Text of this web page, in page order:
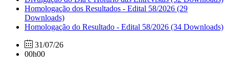
Homologação dos Resultados - Edital 58/2026 (29
Downloads)
Homologação do Resultado - Edital 58/2026 (34 Downloads)
31/07/26
00h00